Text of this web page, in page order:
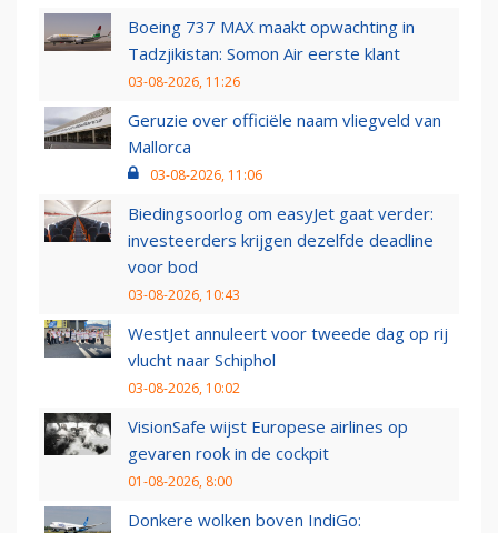
Boeing 737 MAX maakt opwachting in
Tadzjikistan: Somon Air eerste klant
03-08-2026, 11:26
Geruzie over officiële naam vliegveld van
Mallorca
03-08-2026, 11:06
Biedingsoorlog om easyJet gaat verder:
investeerders krijgen dezelfde deadline
voor bod
03-08-2026, 10:43
WestJet annuleert voor tweede dag op rij
vlucht naar Schiphol
03-08-2026, 10:02
VisionSafe wijst Europese airlines op
gevaren rook in de cockpit
01-08-2026, 8:00
Donkere wolken boven IndiGo: